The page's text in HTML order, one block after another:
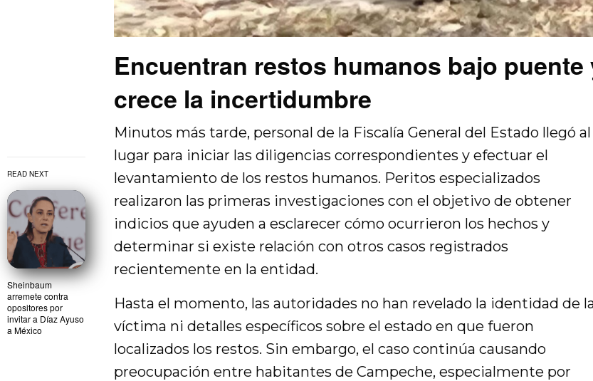
READ NEXT
Sheinbaum
arremete contra
opositores por
invitar a Díaz Ayuso
a México
Encuentran restos humanos bajo puente
crece la incertidumbre
Minutos más tarde, personal de la Fiscalía General del Estado llegó al
lugar para iniciar las diligencias correspondientes y efectuar el
levantamiento de los restos humanos. Peritos especializados
realizaron las primeras investigaciones con el objetivo de obtener
indicios que ayuden a esclarecer cómo ocurrieron los hechos y
determinar si existe relación con otros casos registrados
recientemente en la entidad.
Hasta el momento, las autoridades no han revelado la identidad de
víctima ni detalles específicos sobre el estado en que fueron
localizados los restos. Sin embargo, el caso continúa causando
preocupación entre habitantes de Campeche, especialmente por